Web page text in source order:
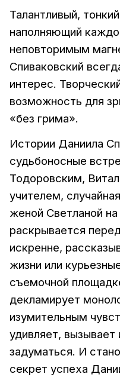
Талантливый,
наполняющий
неповторимым
Спиваковский
интерес.
возможность для
«без грима».
Истории Даниила
судьбоносные
Тодоровским,
учителем,
женой Светланой
раскрывается
искренне,
жизни или
съемочной
декламирует
изумительным
удивляет, вызывает
задуматься. И
секрет успеха